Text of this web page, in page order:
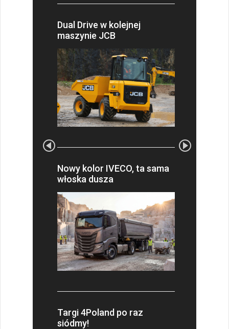
Dual Drive w kolejnej
maszynie JCB
Nowy kolor IVECO, ta sama
włoska dusza
Targi 4Poland po raz
siódmy!